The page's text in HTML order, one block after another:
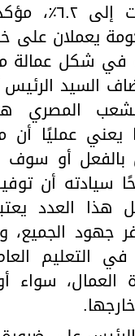
مصر انخفضت
يعملان
في شكل عمالة
يعني عمليًا
أو
سيادته أن
هذا العدد
جهود الجميع،
التعليم
العمال، سواء